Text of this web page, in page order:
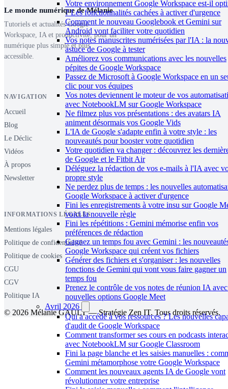
Votre environnement Google Workspace est-il
? Les fonctionnalités cachées à activer d'urgence
Comment le nouveau Googlebook et Gemini sur
Android vont faciliter votre quotidien
Vos notes manuscrites numérisées par l'IA : la
astuce de Google à tester
Améliorez vos communications avec les nouvelles
pépites de Google Workspace
Passez de Microsoft à Google Workspace en un
clic pour vos équipes
Vos notes deviennent le moteur de vos
avec NotebookLM sur Google Workspace
Ne filmez plus vos présentations : des avatars IA
animent désormais vos Google Vids
L'IA de Google s'adapte enfin à votre style : les
nouveautés pour booster votre quotidien
Votre quotidien va changer : découvrez les
de Google et le Fitbit Air
Déléguez la rédaction de vos e-mails à l'IA avec
propre style
Ne perdez plus de temps : les nouvelles
Google Workspace à activer d'urgence
Fini les enregistrements à votre insu sur Google
voici la nouvelle règle
Fini les répétitions : Gemini mémorise enfin vos
préférences de rédaction
Gagnez un temps fou avec Gemini : les
Google Workspace qui créent vos fichiers
Générer des fichiers et s'organiser : les nouvelles
fonctions de Gemini qui vont vous faire gagner un
temps fou
Prenez le contrôle de vos notes de réunion IA
nouvelles options Google Meet
Avril 2026
Qui a accédé à vos ressources ? Les nouvelles
d'audit de Google Workspace
Comment transformer ses cours en podcasts
avec NotebookLM sur Google Classroom
Fini la page blanche et les saisies manuelles :
Gemini métamorphose votre Google Workspace
Comment les nouveaux agents IA de Google vont
révolutionner votre entreprise
Le monde numérique de Mélanie
Tutoriels et actualités Google
Workspace, IA et productivité, pour un
numérique plus simple et plus
accessible.
NAVIGATION
Accueil
Blog
Le Déclic
Vidéos
À propos
Newsletter
INFORMATIONS LÉGALES
Mentions légales
Politique de confidentialité
Politique de cookies
CGU
CGV
Politique IA
© 2026 Mélanie GAULT — Stratégie Zen IT. Tous droits réservés.